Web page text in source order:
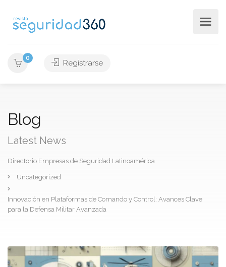
0
Registrarse
Blog
Latest News
Directorio Empresas de Seguridad Latinoamérica
Uncategorized
Innovación en Plataformas de Comando y Control: Avances Clave
para la Defensa Militar Avanzada